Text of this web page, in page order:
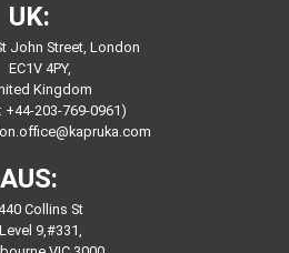
UK:
John Street, London
EC1V 4PY,
Kingdom
+44-203-769-0961)
AUS:
Collins St
Level 9,#331,